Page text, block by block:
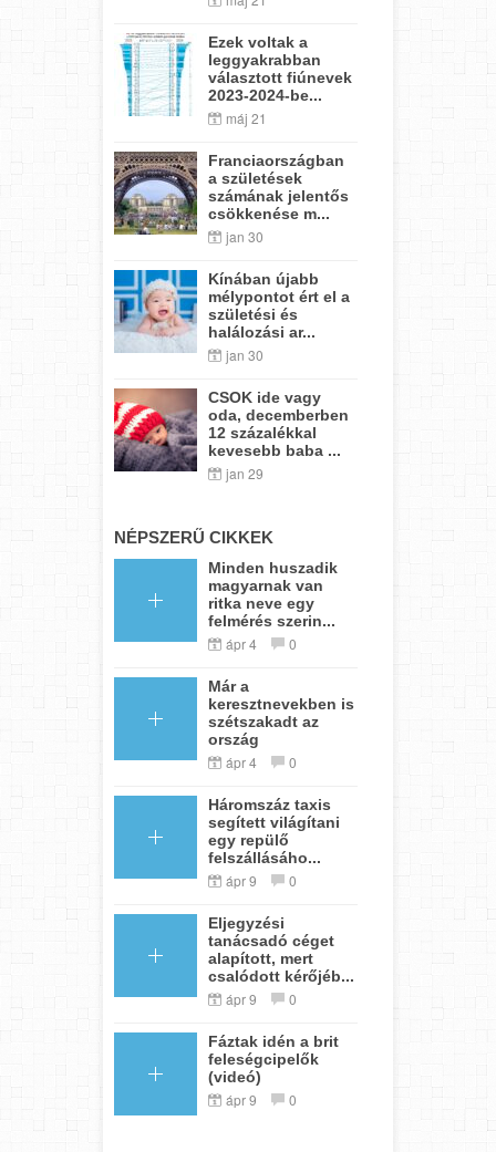
Ezek voltak a
leggyakrabban
választott fiúnevek
2023-2024-be...
máj 21
Franciaországban
a születések
számának jelentős
csökkenése m...
jan 30
Kínában újabb
mélypontot ért el a
születési és
halálozási ar...
jan 30
CSOK ide vagy
oda, decemberben
12 százalékkal
kevesebb baba ...
jan 29
NÉPSZERŰ CIKKEK
Minden huszadik
magyarnak van
ritka neve egy
felmérés szerin...
ápr 4 0
Már a
keresztnevekben is
szétszakadt az
ország
ápr 4 0
Háromszáz taxis
segített világítani
egy repülő
felszállásáho...
ápr 9 0
Eljegyzési
tanácsadó céget
alapított, mert
csalódott kérőjéb...
ápr 9 0
Fáztak idén a brit
feleségcipelők
(videó)
ápr 9 0